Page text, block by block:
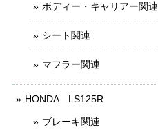
ボディー・キャリアー関連
シート関連
マフラー関連
HONDA LS125R
ブレーキ関連